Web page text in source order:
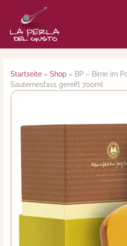
springen
Startseite »Shop » BP – Birne im
Sauternesfass gereift 700ml